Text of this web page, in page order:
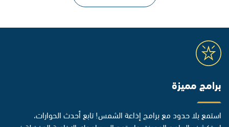
برامج مميزة
استمع بلا حدود مع برامج إذاعة الشمس! تابع أحدث الحوارات،